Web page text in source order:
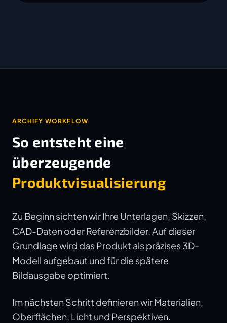
ARCHIFY WORKFLOW
So entsteht eine
überzeugende
Produktvisualisierung
Zu Beginn sichten wir Ihre Unterlagen, Skizzen,
CAD-Daten oder Referenzbilder. Auf dieser
Grundlage wird das Produkt als präzises 3D-
Modell aufgebaut und für die spätere
Bildausgabe optimiert.
Im nächsten Schritt definieren wir Materialien,
Oberflächen, Licht und Perspektiven.